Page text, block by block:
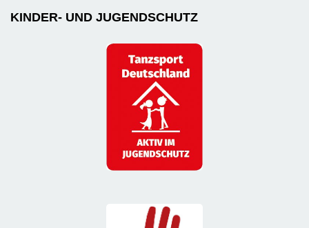
KINDER- UND JUGENDSCHUTZ